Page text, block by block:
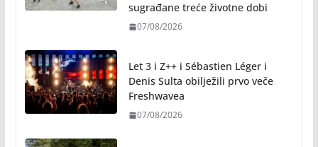
sugrađane treće životne dobi
07/08/2026
Let 3 i Z++ i Sébastien Léger i
Denis Sulta obilježili prvo veče
Freshwavea
07/08/2026